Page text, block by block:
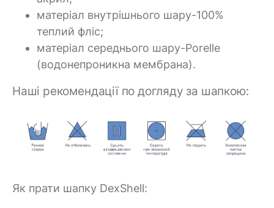
матеріал внутрішнього шару-100%
теплий фліс;
матеріал середнього шару-Porelle
(водонепроникна мембрана).
Наші рекомендації по догляду за шапкою:
Як прати шапку DexShell: